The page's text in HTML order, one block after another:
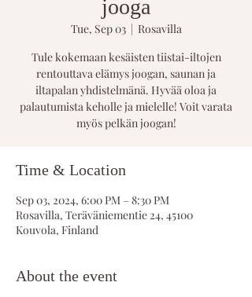
jooga
Tue, Sep 03
  |
Rosavilla
Tule kokemaan kesäisten tiistai-iltojen
rentouttava elämys joogan, saunan ja
iltapalan yhdistelmänä. Hyvää oloa ja
palautumista keholle ja mielelle! Voit varata
myös pelkän joogan!
Time & Location
Sep 03, 2024, 6:00 PM – 8:30 PM
Rosavilla, Teräväniementie 24, 45100
Kouvola, Finland
About the event